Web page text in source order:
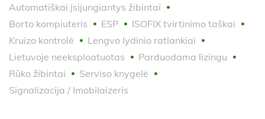
Automatiškai įsijungiantys žibintai
Borto kompiuteris
ESP
ISOFIX tvirtinimo taškai
Kruizo kontrolė
Lengvo lydinio ratlankiai
Lietuvoje neeksploatuotas
Parduodama lizingu
Rūko žibintai
Serviso knygelė
Signalizacija / Imobilaizeris